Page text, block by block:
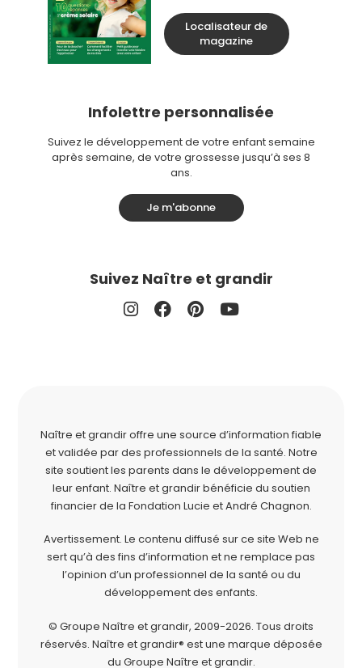
Localisateur de
magazine
Infolettre personnalisée
Suivez le développement de votre enfant semaine
après semaine, de votre grossesse jusqu’à ses 8
ans.
Je m'abonne
Suivez Naître et grandir
Naître et grandir offre une source d’information fiable
et validée par des professionnels de la santé. Notre
site soutient les parents dans le développement de
leur enfant. Naître et grandir bénéficie du soutien
financier de la Fondation Lucie et André Chagnon.
Avertissement. Le contenu diffusé sur ce site Web ne
sert qu’à des fins d’information et ne remplace pas
l’opinion d’un professionnel de la santé ou du
développement des enfants.
© Groupe Naître et grandir, 2009-2026. Tous droits
réservés. Naître et grandir® est une marque déposée
du Groupe Naître et grandir.